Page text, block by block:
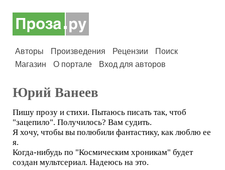
Авторы Произведения Рецензии
Поиск
Магазин
О портале Вход для авторов
Юрий Ванеев
Пишу прозу и стихи. Пытаюсь писать так, чтоб
"зацепило". Получилось? Вам судить.
Я хочу, чтобы вы полюбили фантастику, как люблю ее
я.
Когда-нибудь по "Космическим хроникам" будет
создан мультсериал. Надеюсь на это.